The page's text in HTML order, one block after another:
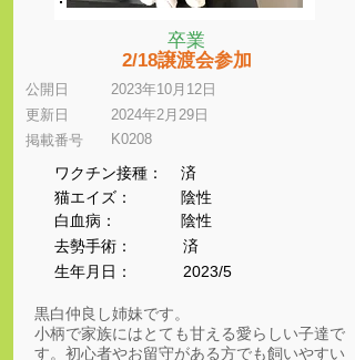
卒業
2/18譲渡会参加
公開日
更新日
​掲載番号
2023年10月12日
2024年2月29日
K0208
ワクチン接種：
猫エイズ：
​白血病：
​去勢手術：
生年月日：
済
陰性
陰性
済
2023/5
黒白仲良し姉妹です。
小柄で家族にはとても甘える愛らしい子達で
す。初心者やお留守がある方でも飼いやすい